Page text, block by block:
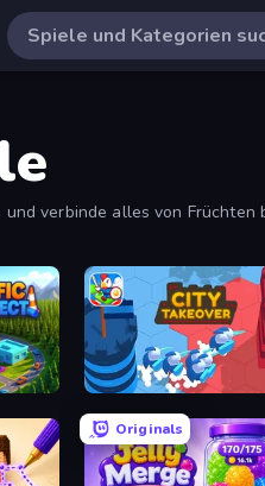
verbinde alles von
City Takeover
Originals